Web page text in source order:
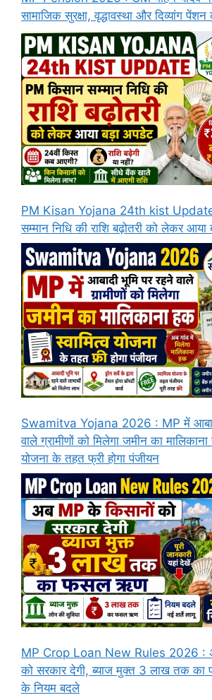
सामाजिक सुरक्षा, वृद्धावस्था और दिव्यांग
PM Kisan Yojana 24th kist
सम्मान निधि की राशि बढ़ोतरी को लेकर
Swamitva Yojana 2026 : MP में
वाले ग्रामीणों को मिलेगा जमीन का मालिकाना
योजना के तहत फ्री होगा पंजीयन
MP Crop Loan New Rules 2026 :
को सरकार देगी, ब्याज मुक्त 3 लाख तक
के नियम बदले